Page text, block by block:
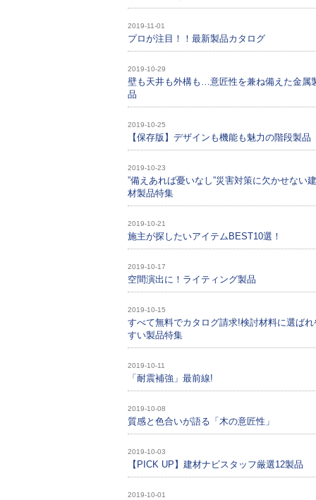
2019-11-01
プロが注目！！最新製品カタログ
2019-10-29
壁も天井も外構も…意匠性を兼ね備えた金属
品
2019-10-25
【保存版】デザインも機能も魅力の階段製品
2019-10-23
”備えあれば憂いなし”災害対策に欠かせない
材製品特集
2019-10-21
施主が探したいアイテムBEST10選！
2019-10-17
空間演出に！ライティング製品
2019-10-15
すべて無料でカタログ請求!検討材料に選ばれ
すい製品特集
2019-10-11
「耐震補強」最前線!
2019-10-08
質感と色合いが語る「木の意匠性」
2019-10-03
【PICK UP】建材ナビスタッフ厳選12製品
2019-10-01